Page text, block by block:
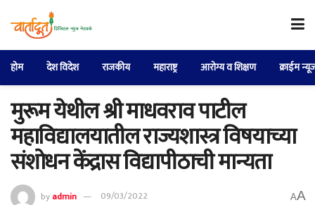
होम देश विदेश राजकीय महाराष्ट्र आरोग्य व शिक्षण क्राईम
मुरूम येथील श्री माधवराव पाटील
महाविद्यालयातील राज्यशास्त्र विषयाच्या
संशोधन केंद्रास विद्यापीठाची मान्यता
byadmin 09/03/2022 AA